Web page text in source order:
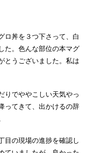
ロ丼を３つ下さって、白
た。色んな部位の本マグ
とうございました。私は
りでややこしい天気やっ
ってきて、出かけるの辞
目の現場の進捗を確認し